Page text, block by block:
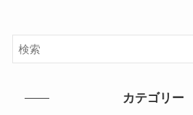
カテゴリー